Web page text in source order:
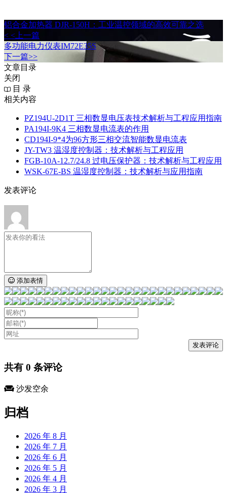
铝合金加热器 DJR-150H：工业温控领域的高效可靠之选
< <上一篇
多功能电力仪表IM72E35S
下一篇>>
文章目录
关闭
目 录
相关内容
PZ194U-2D1T 三相数显电压表技术解析与工程应用指南
PA194I‑9K4 三相数显电流表的作用
CD194I‑9*4为96方形三相交流智能数显电流表
JY-TW3 温湿度控制器：技术解析与工程应用
FGB-10A-12.7/24.8 过电压保护器：技术解析与工程应用
WSK-67E-BS 温湿度控制器：技术解析与应用指南
发表评论
添加表情
共有 0 条评论
沙发空余
归档
2026 年 8 月
2026 年 7 月
2026 年 6 月
2026 年 5 月
2026 年 4 月
2026 年 3 月